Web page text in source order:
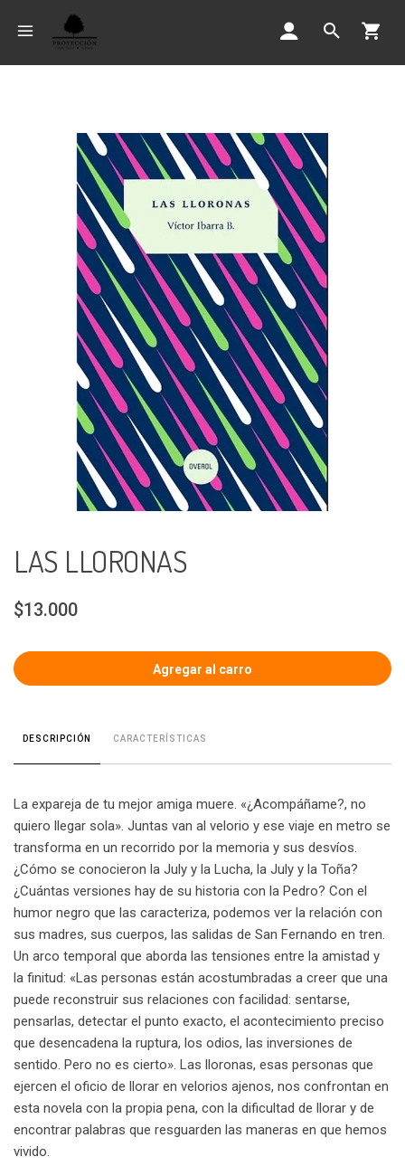
LAS LLORONAS
$13.000
DESCRIPCIÓN CARACTERÍSTICAS
La expareja de tu mejor amiga muere. «¿Acompáñame?, no
quiero llegar sola». Juntas van al velorio y ese viaje en metro se
transforma en un recorrido por la memoria y sus desvíos.
¿Cómo se conocieron la July y la Lucha, la July y la Toña?
¿Cuántas versiones hay de su historia con la Pedro? Con el
humor negro que las caracteriza, podemos ver la relación con
sus madres, sus cuerpos, las salidas de San Fernando en tren.
Un arco temporal que aborda las tensiones entre la amistad y
la finitud: «Las personas están acostumbradas a creer que una
puede reconstruir sus relaciones con facilidad: sentarse,
pensarlas, detectar el punto exacto, el acontecimiento preciso
que desencadena la ruptura, los odios, las inversiones de
sentido. Pero no es cierto». Las lloronas, esas personas que
ejercen el oficio de llorar en velorios ajenos, nos confrontan en
esta novela con la propia pena, con la dificultad de llorar y de
encontrar palabras que resguarden las maneras en que hemos
vivido.